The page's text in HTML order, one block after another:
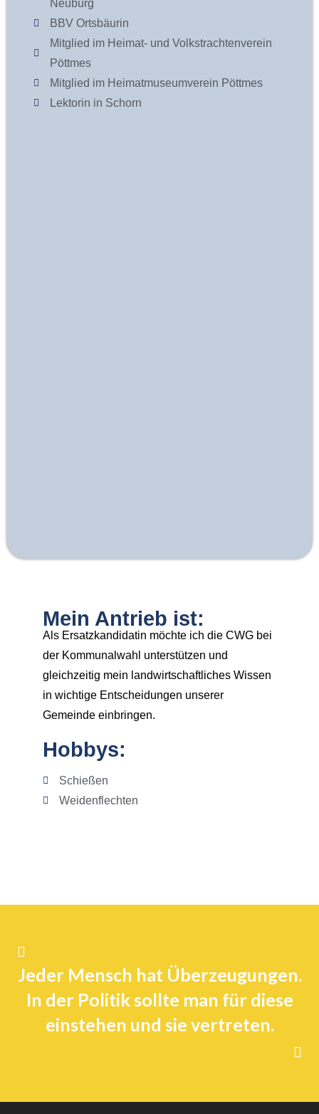
Mein Antrieb ist:
Als Ersatzkandidatin möchte ich die CWG bei
der Kommunalwahl unterstützen und
gleichzeitig mein landwirtschaftliches Wissen
in wichtige Entscheidungen unserer
Gemeinde einbringen.
Hobbys:
Schießen
Weidenflechten
Neuburg
BBV Ortsbäurin
Mitglied im Heimat- und Volkstrachtenverein
Pöttmes
Mitglied im Heimatmuseumverein Pöttmes
Lektorin in Schorn
Jeder Mensch hat Überzeugungen.
In der Politik sollte man für diese
einstehen und sie vertreten.